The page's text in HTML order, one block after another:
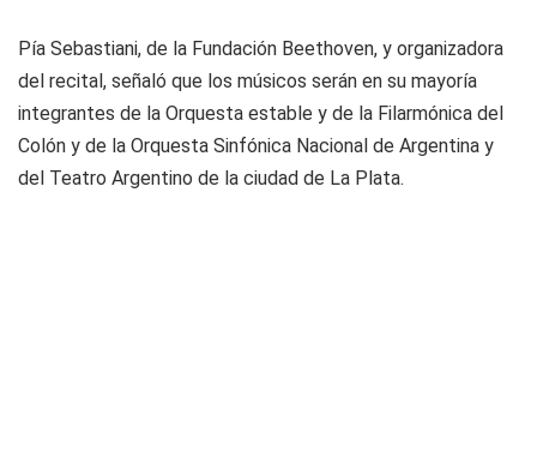
Pía Sebastiani, de la Fundación Beethoven, y organizadora
del recital, señaló que los músicos serán en su mayoría
integrantes de la Orquesta estable y de la Filarmónica del
Colón y de la Orquesta Sinfónica Nacional de Argentina y
del Teatro Argentino de la ciudad de La Plata.